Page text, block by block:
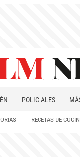
POLICIALES
RECETAS DE